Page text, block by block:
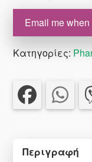
Email me
Κατηγορίες:
Περιγραφή